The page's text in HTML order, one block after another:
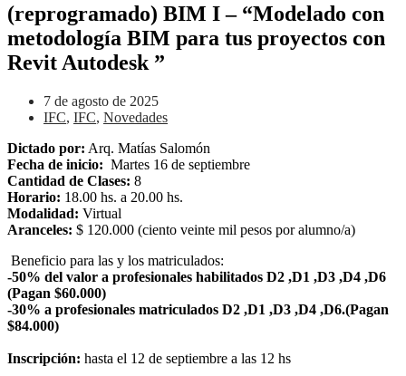
(reprogramado) BIM I – “Modelado con
metodología BIM para tus proyectos con
Revit Autodesk ”
7 de agosto de 2025
IFC, IFC, Novedades
Dictado por: Arq. Matías Salomón
Fecha de inicio: Martes 16 de septiembre
Cantidad de Clases: 8
Horario: 18.00 hs. a 20.00 hs.
Modalidad: Virtual
Aranceles: $ 120.000 (ciento veinte mil pesos por alumno/a)
Beneficio para las y los matriculados:
-50% del valor a profesionales habilitados D2 ,D1 ,D3 ,D4 ,D6
(Pagan $60.000)
-30% a profesionales matriculados D2 ,D1 ,D3 ,D4 ,D6.(Pagan
$84.000)
Inscripción: hasta el 12 de septiembre a las 12 hs